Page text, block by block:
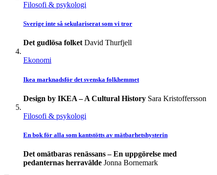
Filosofi & psykologi
Sverige inte så sekulariserat som vi tror
Det gudlösa folket David Thurfjell
Ekonomi
Ikea marknadsför det svenska folkhemmet
Design by IKEA – A Cultural History Sara Kristoffersson
Filosofi & psykologi
En bok för alla som kantstötts av mätbarhetshysterin
Det omätbaras renässans – En uppgörelse med
pedanternas herravälde Jonna Bornemark